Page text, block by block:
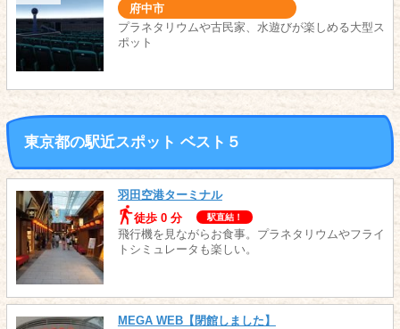
府中市
プラネタリウムや古民家、水遊びが楽しめる大型ス
ポット
東京都の駅近スポット ベスト５
羽田空港ターミナル
徒歩 0 分
駅直結！
飛行機を見ながらお食事。プラネタリウムやフライ
トシミュレータも楽しい。
MEGA WEB【閉館しました】